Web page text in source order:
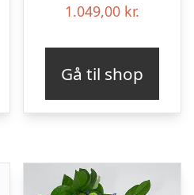
1.049,00 kr.
Gå til shop